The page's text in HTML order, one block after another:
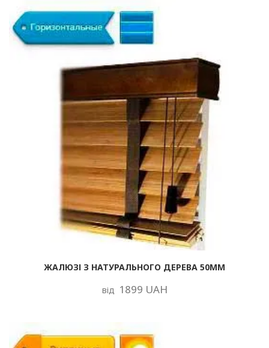
ЖАЛЮЗІ З НАТУРАЛЬНОГО ДЕРЕВА 50ММ
від 1899 UAH